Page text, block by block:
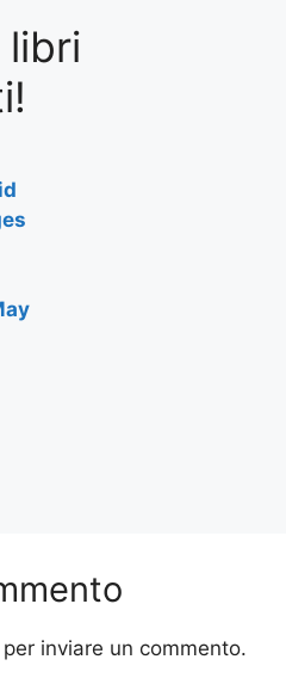
ai
l
ar
libri
per inviare un commento.